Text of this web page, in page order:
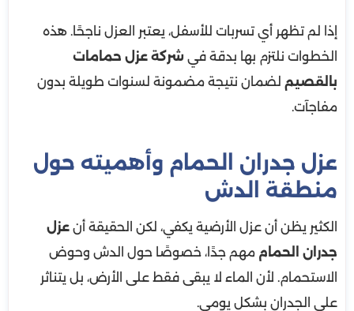
إذا لم تظهر أي تسربات للأسفل، يعتبر العزل ناجحًا. هذه
الخطوات نلتزم بها بدقة في شركة عزل حمامات
بالقصيم لضمان نتيجة مضمونة لسنوات طويلة بدون
مفاجآت.
عزل جدران الحمام وأهميته حول
منطقة الدش
الكثير يظن أن عزل الأرضية يكفي، لكن الحقيقة أن عزل
جدران الحمام مهم جدًا، خصوصًا حول الدش وحوض
الاستحمام. لأن الماء لا يبقى فقط على الأرض، بل يتناثر
على الجدران بشكل يومي.